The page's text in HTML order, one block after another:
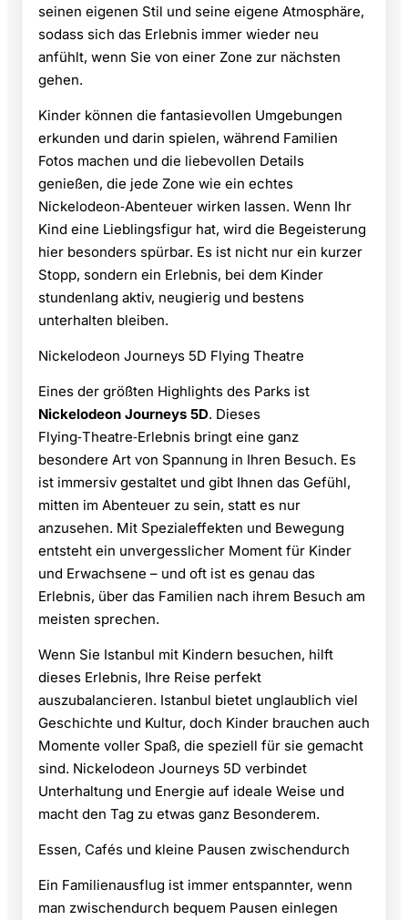
seinen eigenen Stil und seine eigene Atmosphäre,
sodass sich das Erlebnis immer wieder neu
anfühlt, wenn Sie von einer Zone zur nächsten
gehen.
Kinder können die fantasievollen Umgebungen
erkunden und darin spielen, während Familien
Fotos machen und die liebevollen Details
genießen, die jede Zone wie ein echtes
Nickelodeon‑Abenteuer wirken lassen. Wenn Ihr
Kind eine Lieblingsfigur hat, wird die Begeisterung
hier besonders spürbar. Es ist nicht nur ein kurzer
Stopp, sondern ein Erlebnis, bei dem Kinder
stundenlang aktiv, neugierig und bestens
unterhalten bleiben.
Nickelodeon Journeys 5D Flying Theatre
Eines der größten Highlights des Parks ist
Nickelodeon Journeys 5D. Dieses
Flying‑Theatre‑Erlebnis bringt eine ganz
besondere Art von Spannung in Ihren Besuch. Es
ist immersiv gestaltet und gibt Ihnen das Gefühl,
mitten im Abenteuer zu sein, statt es nur
anzusehen. Mit Spezialeffekten und Bewegung
entsteht ein unvergesslicher Moment für Kinder
und Erwachsene – und oft ist es genau das
Erlebnis, über das Familien nach ihrem Besuch am
meisten sprechen.
Wenn Sie Istanbul mit Kindern besuchen, hilft
dieses Erlebnis, Ihre Reise perfekt
auszubalancieren. Istanbul bietet unglaublich viel
Geschichte und Kultur, doch Kinder brauchen auch
Momente voller Spaß, die speziell für sie gemacht
sind. Nickelodeon Journeys 5D verbindet
Unterhaltung und Energie auf ideale Weise und
macht den Tag zu etwas ganz Besonderem.
Essen, Cafés und kleine Pausen zwischendurch
Ein Familienausflug ist immer entspannter, wenn
man zwischendurch bequem Pausen einlegen